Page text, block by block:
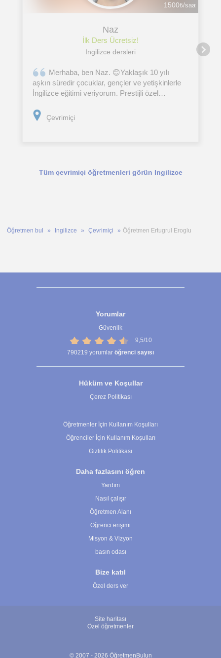
1500₺/saat
Naz
İlk Ders Ücretsiz!
Ingilizce dersleri
Merhaba, ben Naz. 😊Yaklaşık 10 yılı
aşkın süredir çocuklar, gençler ve yetişkinlerle
İngilizce eğitimi veriyorum. Prestijli özel
anaokulunda edindiğim deneyimin ardından son
yıllarda
Çevrimiçi
Tüm çevrimiçi öğretmenleri görün Ingilizce
Öğretmen bul Ingilizce Çevrimiçi Öğretmen Ertugrul Eroglu
Yorumlar
Güvenlik
9,5/10
790219 yorumlar öğrenci sayısı
Hüküm ve Koşullar
Çerez Politikası
Öğretmenler İçin Kullanım Koşulları
Öğrenciler İçin Kullanım Koşulları
Gizlilik Politikası
Daha fazlasını öğren
Yardım
Nasıl çalışır
Öğretmen Alanı
Öğrenci erişimi
Misyon & Vizyon
basın odası
Bize katıl
Özel ders ver
Site haritası
Özel öğretmenler
© 2007 - 2026 ÖğretmenBulun